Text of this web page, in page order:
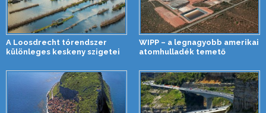
A Loosdrecht tórendszer
különleges keskeny szigetei
WIPP – a legnagyobb amerikai
atomhulladék temető